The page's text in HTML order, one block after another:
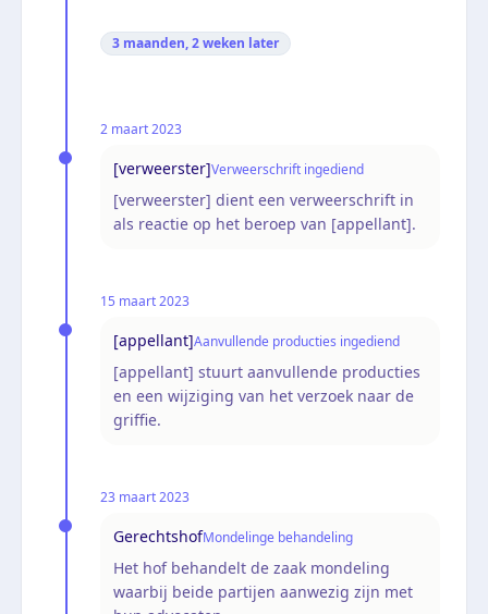
3 maanden, 2 weken later
2 maart 2023
[verweerster]Verweerschrift ingediend
[verweerster] dient een verweerschrift in
als reactie op het beroep van [appellant].
15 maart 2023
[appellant]Aanvullende producties ingediend
[appellant] stuurt aanvullende producties
en een wijziging van het verzoek naar de
griffie.
23 maart 2023
GerechtshofMondelinge behandeling
Het hof behandelt de zaak mondeling
waarbij beide partijen aanwezig zijn met